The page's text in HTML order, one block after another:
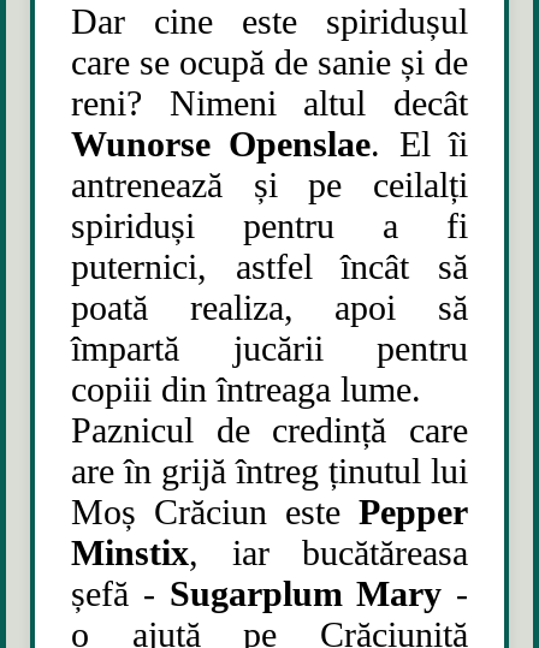
Dar cine este spiridușul
care se ocupă de sanie și de
reni? Nimeni altul decât
Wunorse Openslae. El îi
antrenează și pe ceilalți
spiriduși pentru a fi
puternici, astfel încât să
poată realiza, apoi să
împartă jucării pentru
copiii din întreaga lume.
Paznicul de credință care
are în grijă întreg ținutul lui
Moș Crăciun este Pepper
Minstix, iar bucătăreasa
șefă - Sugarplum Mary -
o ajută pe Crăciuniță